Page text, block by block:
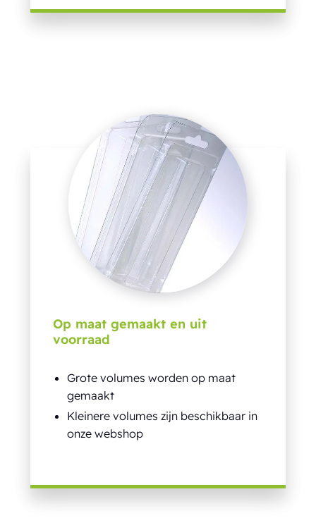
Op maat gemaakt en uit
voorraad
Grote volumes worden op maat
gemaakt
Kleinere volumes zijn beschikbaar in
onze webshop